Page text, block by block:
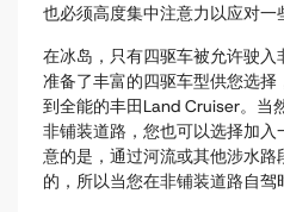
也必须高度集中注意力以应对一
在冰岛，只有四驱车被允许驶
准备了丰富的四驱车型供您选
到全能的丰田Land Cruiser。当
非铺装道路，您也可以选择加
意的是，通过河流或其他涉水路
的，所以当您在非铺装道路自驾